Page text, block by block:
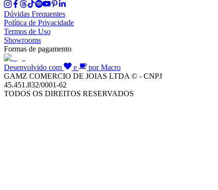
Dúvidas Frequentes
Política de Privacidade
Termos de Uso
Showrooms
Formas de pagamento
Desenvolvido com e
por Macro
GAMZ COMERCIO DE JOIAS LTDA © - CNPJ
45.451.832/0001-62
TODOS OS DIREITOS RESERVADOS